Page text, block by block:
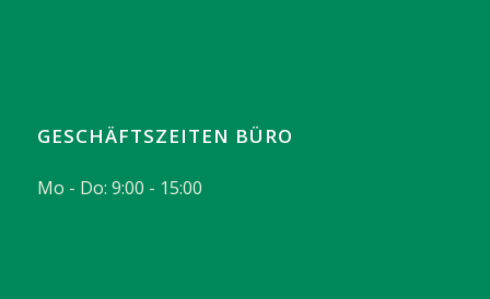
GESCHÄFTSZEITEN BÜRO
Mo - Do: 9:00 - 15:00